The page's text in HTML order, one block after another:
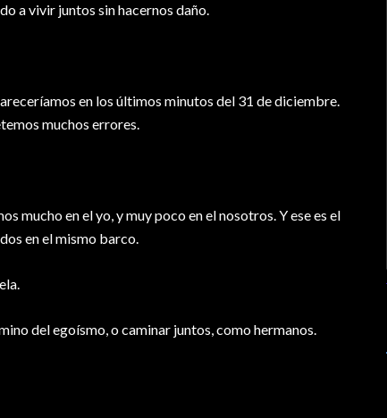
a vivir juntos sin hacernos daño.
en los últimos minutos del 31 de diciembre.
muchos errores.
mucho en el yo, y muy poco en el nosotros. Y ese es el
en el mismo barco.
del egoísmo, o caminar juntos, como hermanos.